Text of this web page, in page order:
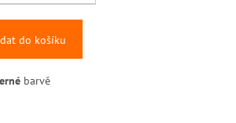
do košíku
barvě